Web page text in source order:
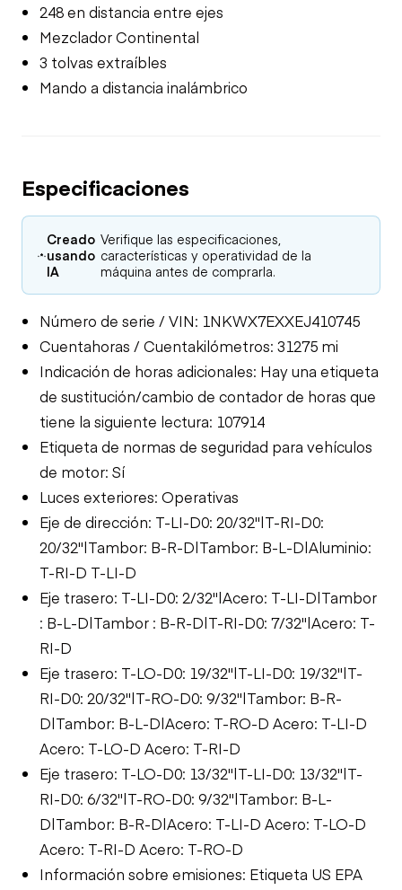
248 en distancia entre ejes
Mezclador Continental
3 tolvas extraíbles
Mando a distancia inalámbrico
Especificaciones
Creado
usando
IA
Verifique las especificaciones,
características y operatividad de la
máquina antes de comprarla.
Número de serie / VIN: 1NKWX7EXXEJ410745
Cuentahoras / Cuentakilómetros: 31275 mi
Indicación de horas adicionales: Hay una etiqueta
de sustitución/cambio de contador de horas que
tiene la siguiente lectura: 107914
Etiqueta de normas de seguridad para vehículos
de motor: Sí
Luces exteriores: Operativas
Eje de dirección: T-LI-D0: 20/32"|T-RI-D0:
20/32"|Tambor: B-R-D|Tambor: B-L-D|Aluminio:
T-RI-D T-LI-D
Eje trasero: T-LI-D0: 2/32"|Acero: T-LI-D|Tambor
: B-L-D|Tambor : B-R-D|T-RI-D0: 7/32"|Acero: T-
RI-D
Eje trasero: T-LO-D0: 19/32"|T-LI-D0: 19/32"|T-
RI-D0: 20/32"|T-RO-D0: 9/32"|Tambor: B-R-
D|Tambor: B-L-D|Acero: T-RO-D Acero: T-LI-D
Acero: T-LO-D Acero: T-RI-D
Eje trasero: T-LO-D0: 13/32"|T-LI-D0: 13/32"|T-
RI-D0: 6/32"|T-RO-D0: 9/32"|Tambor: B-L-
D|Tambor: B-R-D|Acero: T-LI-D Acero: T-LO-D
Acero: T-RI-D Acero: T-RO-D
Información sobre emisiones: Etiqueta US EPA